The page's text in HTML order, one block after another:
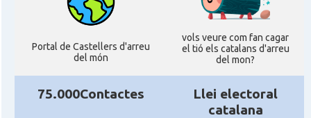
Portal de Castellers d'arreu
del món
vols veure com fan cagar
el tió els catalans d'arreu
del mon?
75.000Contactes
Llei electoral
catalana